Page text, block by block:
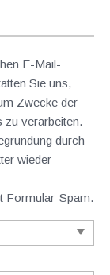
E-Mail-
Sie uns,
Zwecke der
zu verarbeiten.
durch
wieder
Formular-Spam.